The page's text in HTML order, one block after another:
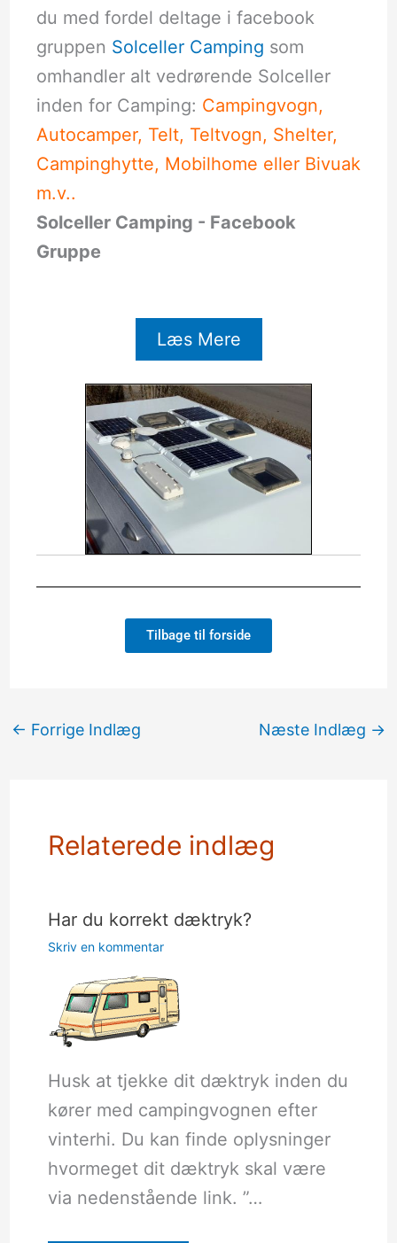
du med fordel deltage i facebook
gruppen Solceller Camping som
omhandler alt vedrørende Solceller
inden for Camping: Campingvogn,
Autocamper, Telt, Teltvogn, Shelter,
Campinghytte, Mobilhome eller Bivuak
m.v..
Solceller Camping - Facebook
Gruppe
Læs Mere
Tilbage til forside
← Forrige Indlæg Næste Indlæg →
Relaterede indlæg
Har du korrekt dæktryk?
Skriv en kommentar
Husk at tjekke dit dæktryk inden du
kører med campingvognen efter
vinterhi. Du kan finde oplysninger
hvormeget dit dæktryk skal være
via nedenstående link. ”…